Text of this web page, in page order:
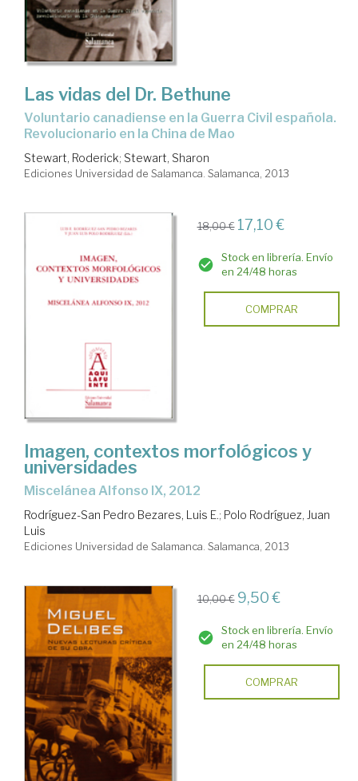
Las vidas del Dr. Bethune
Voluntario canadiense en la Guerra Civil española.
Revolucionario en la China de Mao
Stewart, Roderick; Stewart, Sharon
Ediciones Universidad de Salamanca. Salamanca, 2013
18,00 € 17,10 €
Stock en librería. Envío
en 24/48 horas
COMPRAR
Imagen, contextos morfológicos y
universidades
Miscelánea Alfonso IX, 2012
Rodríguez-San Pedro Bezares, Luis E.; Polo Rodríguez, Juan
Luis
Ediciones Universidad de Salamanca. Salamanca, 2013
10,00 € 9,50 €
Stock en librería. Envío
en 24/48 horas
COMPRAR